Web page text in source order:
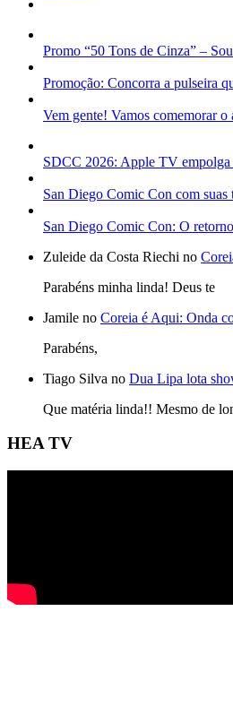
Promo “50 Tons de Cinza” –
Promoção: Concorra a pulseira
Vem gente! Vamos comemorar o
SDCC 2026: Apple TV
San Diego Comic Con com
San Diego Comic Con: O
Zuleide da Costa Riechi no
Parabéns minha linda! Deus te
Jamile no Coreia é Aqui: Onda
Parabéns,
Tiago Silva no Dua Lipa lota
Que matéria linda!! Mesmo de
HEA TV